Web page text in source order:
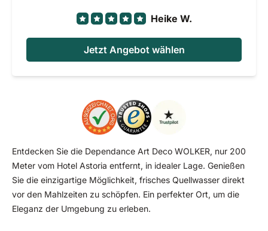
Heike W.
Jetzt Angebot wählen
Entdecken Sie die Dependance Art Deco WOLKER, nur 200
Meter vom Hotel Astoria entfernt, in idealer Lage. Genießen
Sie die einzigartige Möglichkeit, frisches Quellwasser direkt
vor den Mahlzeiten zu schöpfen. Ein perfekter Ort, um die
Eleganz der Umgebung zu erleben.